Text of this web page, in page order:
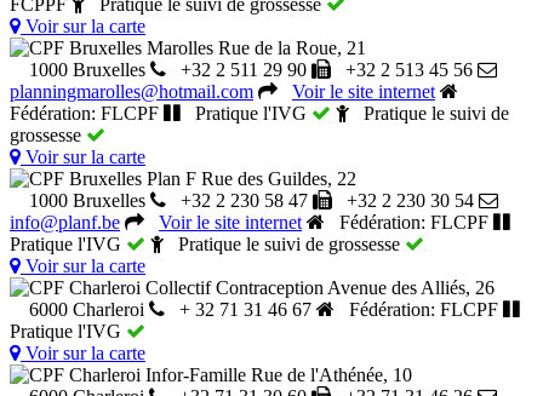
Voir sur la carte
CPF Bruxelles Marolles Rue de la Roue, 21
1000 Bruxelles
+32 2 511 29 90
+32 2 513 45 56
planningmarolles@hotmail.com
Voir le site internet
Fédération: FLCPF
Pratique l'IVG
Pratique le suivi de
grossesse
Voir sur la carte
CPF Bruxelles Plan F Rue des Guildes, 22
1000 Bruxelles
+32 2 230 58 47
+32 2 230 30 54
info@planf.be
Voir le site internet
Fédération: FLCPF
Pratique l'IVG
Pratique le suivi de grossesse
Voir sur la carte
CPF Charleroi Collectif Contraception Avenue des Alliés, 26
6000 Charleroi
+ 32 71 31 46 67
Fédération: FLCPF
Pratique l'IVG
Voir sur la carte
CPF Charleroi Infor-Famille Rue de l'Athénée, 10